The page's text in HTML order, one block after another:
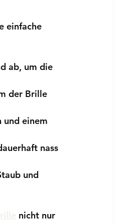
einfache
ab, um die
der Brille
und einem
nass
und
nicht nur